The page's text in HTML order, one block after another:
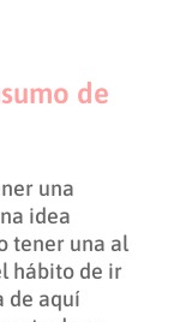
de
una
idea
tener una al
hábito de ir
de aquí